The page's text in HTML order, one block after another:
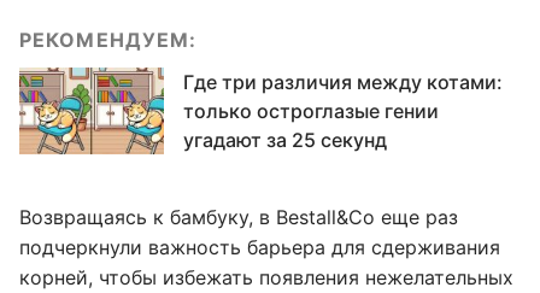
РЕКОМЕНДУЕМ:
Где три различия между котами:
только остроглазые гении
угадают за 25 секунд
Возвращаясь к бамбуку, в Bestall&Co еще раз
подчеркнули важность барьера для сдерживания
корней, чтобы избежать появления нежелательных